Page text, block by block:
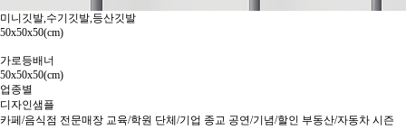
미니깃발,수기깃발,등산깃발
50x50x50(cm)
가로등배너
50x50x50(cm)
업종별
디자인샘플
카페/음식점 전문매장 교육/학원 단체/기업 종교 공연/기념/할인 부동산/자동차 시즌